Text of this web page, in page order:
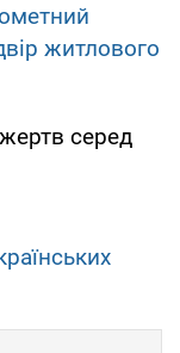
житлового
серед